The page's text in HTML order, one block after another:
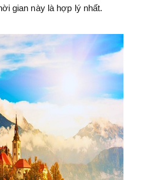
gian này là hợp lý nhất.